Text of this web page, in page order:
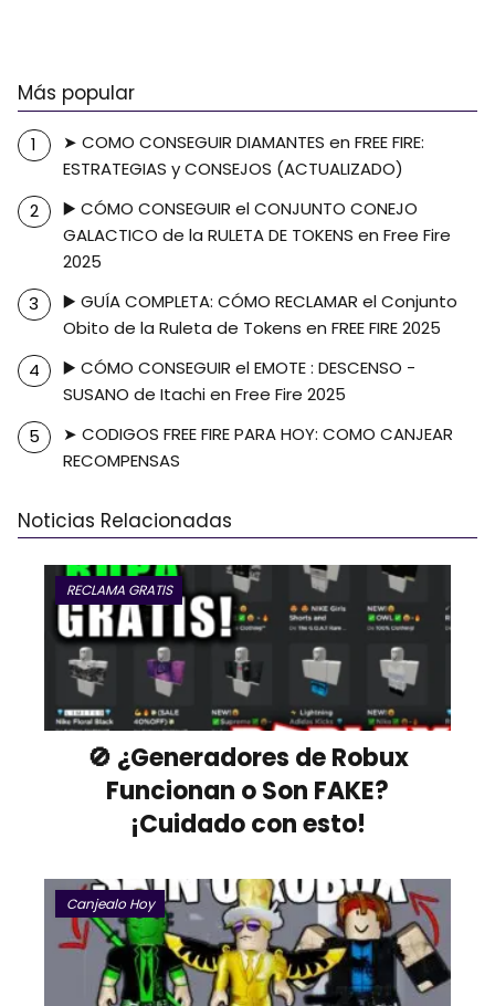
Más popular
➤ COMO CONSEGUIR DIAMANTES en FREE FIRE:
ESTRATEGIAS y CONSEJOS (ACTUALIZADO)
▶️ CÓMO CONSEGUIR el CONJUNTO CONEJO
GALACTICO de la RULETA DE TOKENS en Free Fire
2025
▶️ GUÍA COMPLETA: CÓMO RECLAMAR el Conjunto
Obito de la Ruleta de Tokens en FREE FIRE 2025
▶️ CÓMO CONSEGUIR el EMOTE : DESCENSO -
SUSANO de Itachi en Free Fire 2025
➤ CODIGOS FREE FIRE PARA HOY: COMO CANJEAR
RECOMPENSAS
Noticias Relacionadas
RECLAMA GRATIS
🚫 ¿Generadores de Robux
Funcionan o Son FAKE?
¡Cuidado con esto!
Canjealo Hoy